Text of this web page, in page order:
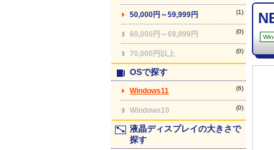
50,000円～59,999円 (1)
60,000円～69,999円 (0)
70,000円以上 (0)
OSで探す
Windows11 (6)
Windows10 (0)
液晶ディスプレイの大きさで
探す